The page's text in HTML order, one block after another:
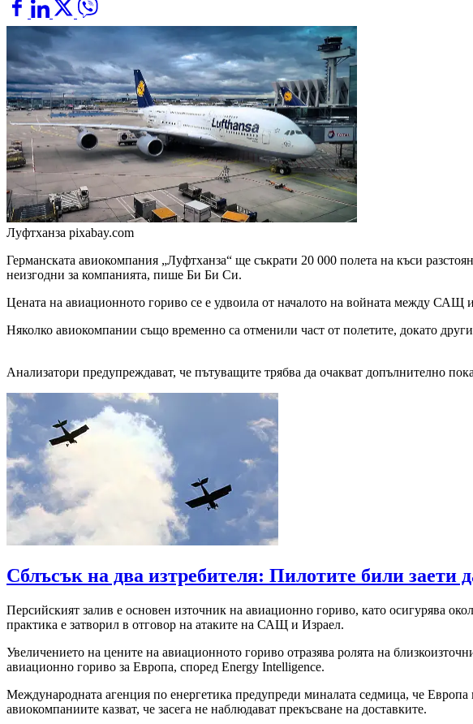
Луфтханза pixabay.com
Германската авиокомпания „Луфтханза“ ще съкрати 20 000 полета на къси
неизгодни за компанията, пише Би Би Си.
Цената на авиационното гориво се е удвоила от началото на войната между САЩ
Няколко авиокомпании също временно са отменили част от полетите, докато
Анализатори предупреждават, че пътуващите трябва да очакват допълнително
Сблъсък на два изтребителя: Пилотите били заети
Персийският залив е основен източник на авиационно гориво, като осигурява
практика е затворил в отговор на атаките на САЩ и Израел.
Увеличението на цените на авиационното гориво отразява ролята на
авиационно гориво за Европа, според Energy Intelligence.
Международната агенция по енергетика предупреди миналата седмица, че
авиокомпаниите казват, че засега не наблюдават прекъсване на доставките.